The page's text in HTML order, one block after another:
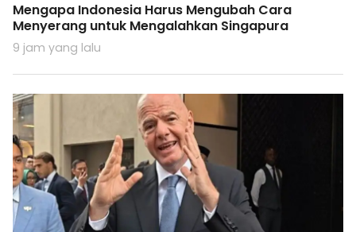
Mengapa Indonesia Harus Mengubah Cara
Menyerang untuk Mengalahkan Singapura
9 jam yang lalu